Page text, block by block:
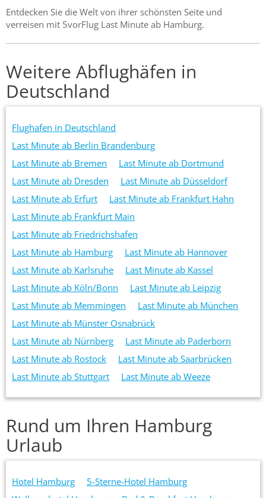
Entdecken Sie die Welt von ihrer schönsten Seite und
verreisen mit 5vorFlug Last Minute ab Hamburg.
Weitere Abflughäfen in
Deutschland
Flughafen in Deutschland
Last Minute ab Berlin Brandenburg
Last Minute ab Bremen
Last Minute ab Dortmund
Last Minute ab Dresden
Last Minute ab Düsseldorf
Last Minute ab Erfurt
Last Minute ab Frankfurt Hahn
Last Minute ab Frankfurt Main
Last Minute ab Friedrichshafen
Last Minute ab Hamburg
Last Minute ab Hannover
Last Minute ab Karlsruhe
Last Minute ab Kassel
Last Minute ab Köln/Bonn
Last Minute ab Leipzig
Last Minute ab Memmingen
Last Minute ab München
Last Minute ab Münster Osnabrück
Last Minute ab Nürnberg
Last Minute ab Paderborn
Last Minute ab Rostock
Last Minute ab Saarbrücken
Last Minute ab Stuttgart
Last Minute ab Weeze
Rund um Ihren Hamburg
Urlaub
Hotel Hamburg
5-Sterne-Hotel Hamburg